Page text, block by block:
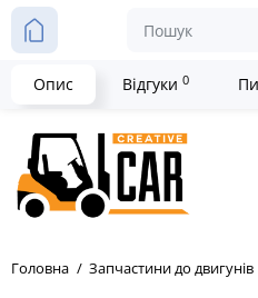
Головна Запчастини до двигунів
Опис Відгуки 0